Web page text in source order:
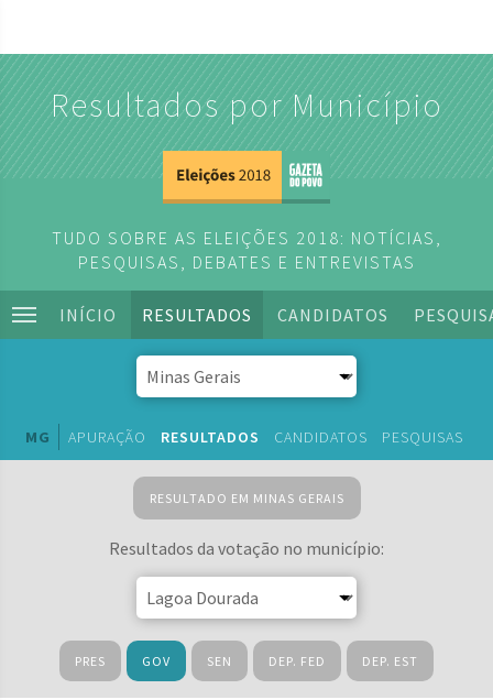
Resultados por Município
TUDO SOBRE AS ELEIÇÕES 2018: NOTÍCIAS,
PESQUISAS, DEBATES E ENTREVISTAS
INÍCIO RESULTADOS CANDIDATOS
MG APURAÇÃO RESULTADOS CANDIDATOS PESQUISAS
RESULTADO EM MINAS GERAIS
Resultados da votação no município:
PRES GOV SEN DEP. FED DEP. EST